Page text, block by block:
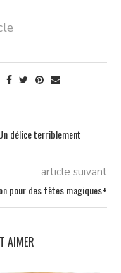
délice terriblement
article suivant
pour des fêtes magiques+
AIMER